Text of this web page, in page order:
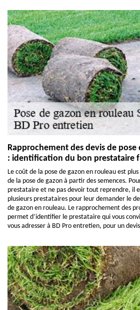
Rapprochement des devis de pose
: identification du bon prestataire
Le coût de la pose de gazon en rouleau est
de la pose de gazon à partir des semences.
prestataire et ne pas devoir tout reprendre, il
plusieurs prestataires pour leur demander le
de gazon en rouleau. Le rapprochement des
permet d’identifier le prestataire qui vous
vous adresser à BD Pro entretien, pour un